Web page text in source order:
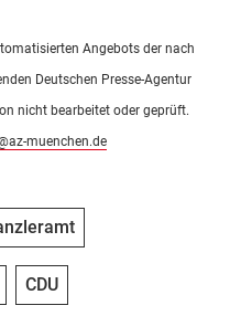
Angebots der nach
Deutschen Presse-Agentur
nicht bearbeitet oder geprüft.
muenchen.de
CDU